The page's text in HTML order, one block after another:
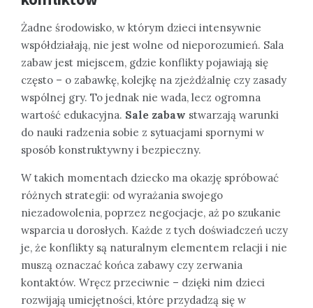
Żadne środowisko, w którym dzieci intensywnie
współdziałają, nie jest wolne od nieporozumień. Sala
zabaw jest miejscem, gdzie konflikty pojawiają się
często – o zabawkę, kolejkę na zjeżdżalnię czy zasady
wspólnej gry. To jednak nie wada, lecz ogromna
wartość edukacyjna. Sale zabaw stwarzają warunki
do nauki radzenia sobie z sytuacjami spornymi w
sposób konstruktywny i bezpieczny.
W takich momentach dziecko ma okazję spróbować
różnych strategii: od wyrażania swojego
niezadowolenia, poprzez negocjacje, aż po szukanie
wsparcia u dorosłych. Każde z tych doświadczeń uczy
je, że konflikty są naturalnym elementem relacji i nie
muszą oznaczać końca zabawy czy zerwania
kontaktów. Wręcz przeciwnie – dzięki nim dzieci
rozwijają umiejętności, które przydadzą się w